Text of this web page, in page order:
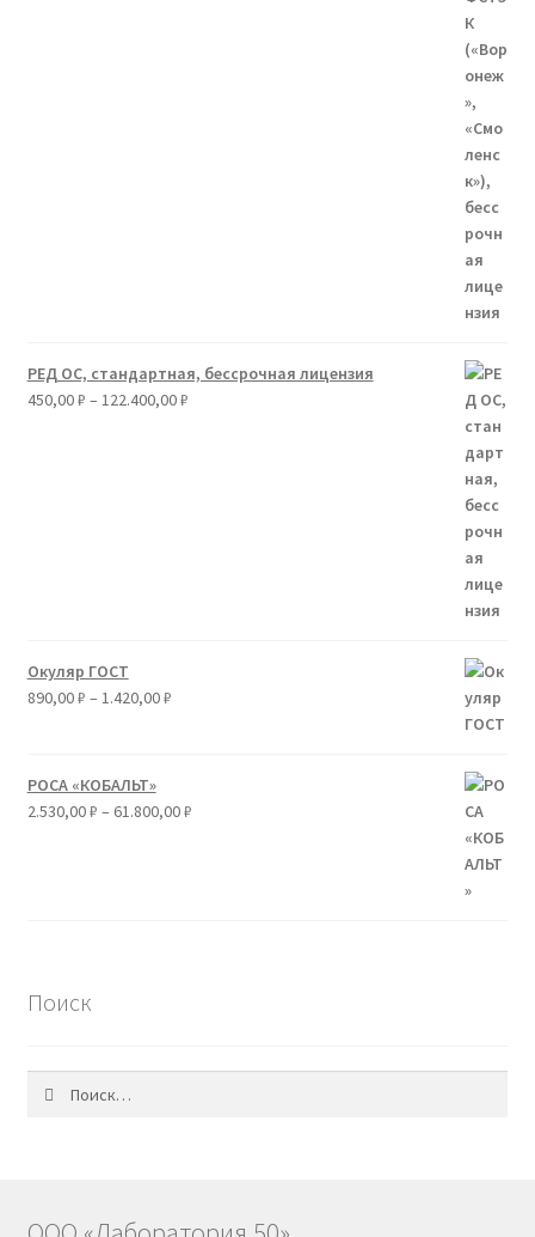
РЕД ОС, стандартная, бессрочная лицензия
450,00₽ – 122.400,00₽Диапазон
Окуляр ГОСТ
890,00₽ – 1.420,00₽Диапазон
1.420,00 ₽
РОСА «КОБАЛЬТ»
2.530,00₽ – 61.800,00₽Диапазон
Поиск